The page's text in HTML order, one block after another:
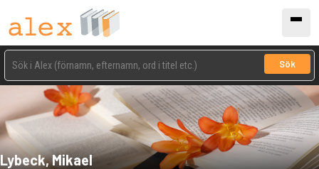
Sök
Lybeck, Mikael